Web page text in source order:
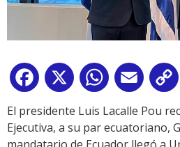
Facebook
X WhatsApp
Email
El presidente Luis Lacalle Pou
Ejecutiva, a su par ecuatoriano,